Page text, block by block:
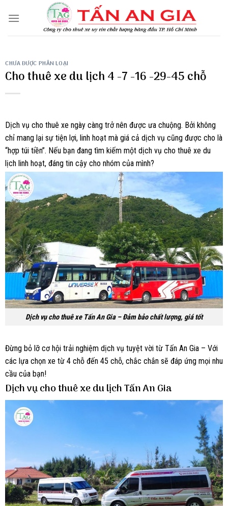
CHƯA ĐƯỢC PHÂN LOẠI
Cho thuê xe du lịch 4 -7 -16 -29-45 chỗ
Dịch vụ cho thuê xe ngày càng trở nên được ưa chuộng. Bởi không
chỉ mang lại sự tiện lợi, linh hoạt mà giá cả dịch vụ cũng được cho là
“hợp túi tiền”. Nếu bạn đang tìm kiếm một dịch vụ cho thuê xe du
lịch linh hoạt, đáng tin cậy cho nhóm của mình?
Dịch vụ cho thuê xe Tấn An Gia – Đảm bảo chất lượng, giá tốt
Đừng bỏ lỡ cơ hội trải nghiệm dịch vụ tuyệt vời từ Tấn An Gia – Với
các lựa chọn xe từ 4 chỗ đến 45 chỗ, chắc chắn sẽ đáp ứng mọi nhu
cầu của bạn!
Dịch vụ cho thuê xe du lịch Tấn An Gia